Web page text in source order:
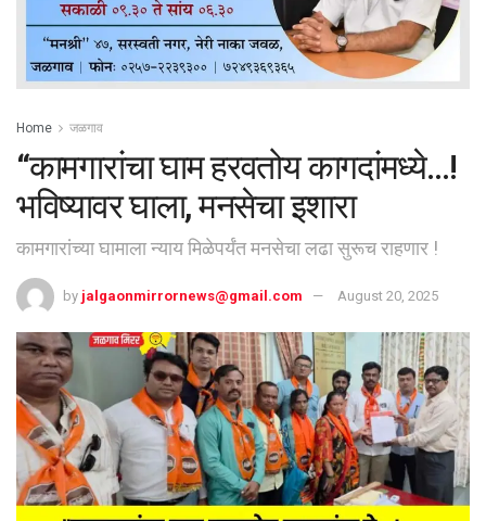
Home जळगाव
“कामगारांचा घाम हरवतोय कागदांमध्ये…!
भविष्यावर घाला, मनसेचा इशारा
कामगारांच्या घामाला न्याय मिळेपर्यंत मनसेचा लढा सुरूच राहणार !
by jalgaonmirrornews@gmail.com August 20, 2025